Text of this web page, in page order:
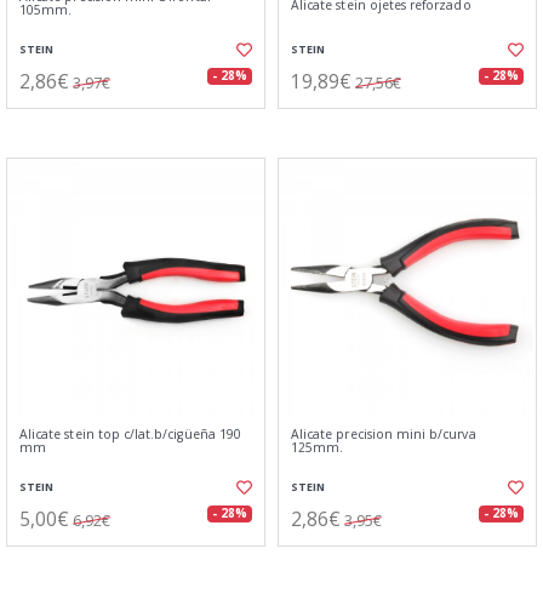
105mm.
STEIN
2,86€ 3,97€ - 28%
Alicate stein ojetes reforzado
STEIN
19,89€ 27,56€ - 28%
Alicate stein top c/lat.b/cigüeña 190
mm
STEIN
5,00€ 6,92€ - 28%
Alicate precision mini b/curva
125mm.
STEIN
2,86€ 3,95€ - 28%